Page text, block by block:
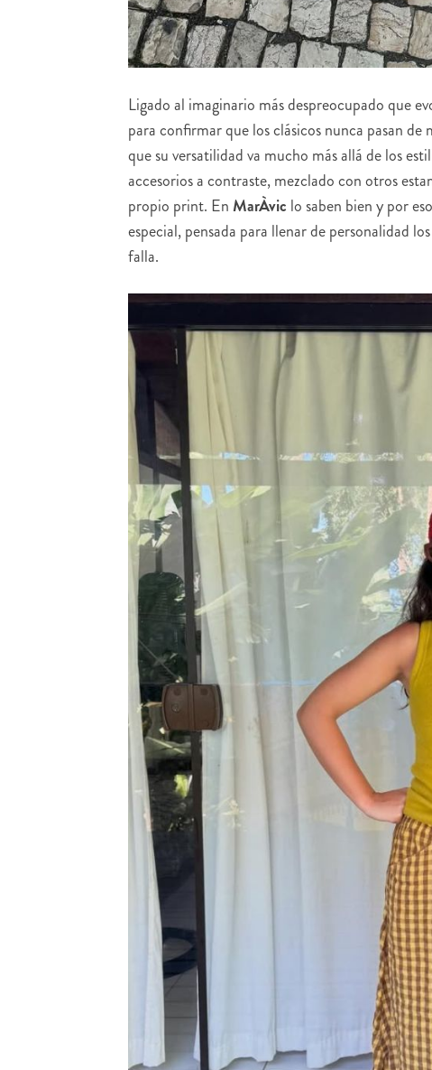
Ligado al imaginario más despreocupado que
para confirmar que los clásicos nunca pasan
que su versatilidad va mucho más allá de los
accesorios a contraste, mezclado con otros
propio print. En MarÀvic lo saben bien y por
especial, pensada para llenar de personalidad
falla.